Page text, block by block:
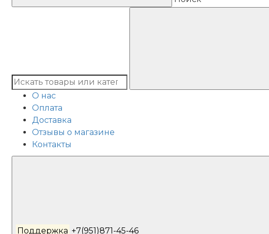
О нас
Оплата
Доставка
Отзывы о магазине
Контакты
Поддержка +7(951)871-45-46